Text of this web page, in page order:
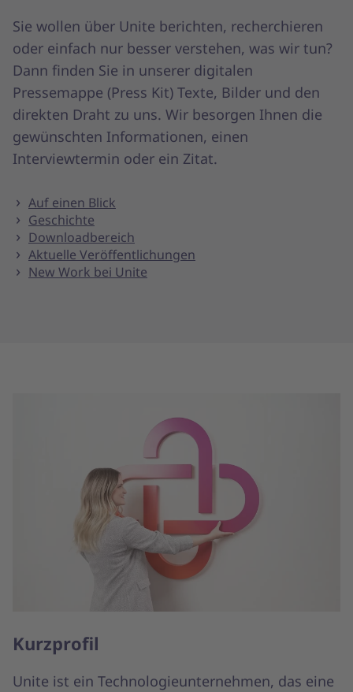
Sie wollen über Unite berichten, recherchieren
oder einfach nur besser verstehen, was wir tun?
Dann finden Sie in unserer digitalen
Pressemappe (Press Kit) Texte, Bilder und den
direkten Draht zu uns. Wir besorgen Ihnen die
gewünschten Informationen, einen
Interviewtermin oder ein Zitat.
Auf einen Blick
Geschichte
Downloadbereich
Aktuelle Veröffentlichungen
New Work bei Unite
Kurzprofil
Unite ist ein Technologieunternehmen, das eine